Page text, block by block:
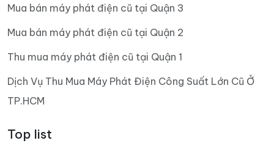
Mua bán máy phát điện cũ tại Quận 3
Mua bán máy phát điện cũ tại Quận 2
Thu mua máy phát điện cũ tại Quận 1
Dịch Vụ Thu Mua Máy Phát Điện Công Suất Lớn Cũ Ở
TP.HCM
Top list